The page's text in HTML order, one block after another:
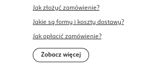
Jak złożyć zamówienie?
Jakie są formy i koszty dostawy?
Jak opłacić zamówienie?
Zobacz więcej